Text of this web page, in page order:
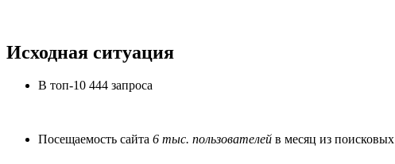
Исходная ситуация
В топ-10 444 запроса
Посещаемость сайта 6 тыс. пользователей в месяц из